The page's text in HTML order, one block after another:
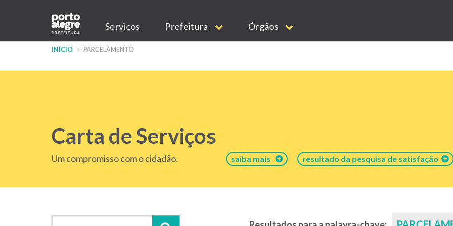
conteúdo
Main
navigation
Serviços Prefeitura Órgãos
INÍCIO PARCELAMENTO
Carta de Serviços
Um compromisso com o cidadão. saiba mais resultado da pesquisa de satisfação